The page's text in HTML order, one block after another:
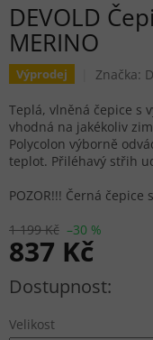
DEVOLD
MERINO
Výprodej Značka:
1 199 Kč –30 %
837 Kč
Měrná cena:
Velikost
Teplá, vlněná čepice s
vhodná na jakékoliv
Polycolon výborně
teplot. Přiléhavý střih
POZOR!!! Černá čepice